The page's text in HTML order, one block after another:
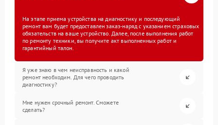
На этапе приема устройства на диагностику и последующий
ремонт вам будет предоставлен заказ-наряд с указанием страховых
обязательств на ваше устройство. Далее, после выполнения работ
по ремонту техники, вы получите акт выполненных работ и
гарантийный талон.
Я уже знаю в чем неисправность и какой
ремонт необходим. Для чего проводить
диагностику?
Мне нужен срочный ремонт. Сможете
сделать?